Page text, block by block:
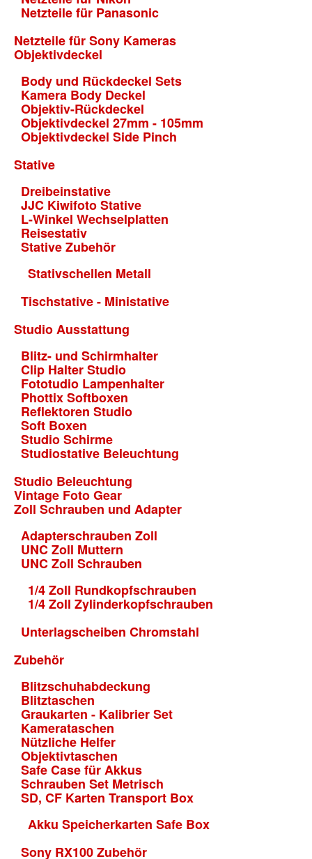
Netzteile für Panasonic
Netzteile für Sony Kameras
Objektivdeckel
Body und Rückdeckel Sets
Kamera Body Deckel
Objektiv-Rückdeckel
Objektivdeckel 27mm - 105mm
Objektivdeckel Side Pinch
Stative
Dreibeinstative
JJC Kiwifoto Stative
L-Winkel Wechselplatten
Reisestativ
Stative Zubehör
Stativschellen Metall
Tischstative - Ministative
Studio Ausstattung
Blitz- und Schirmhalter
Clip Halter Studio
Fototudio Lampenhalter
Phottix Softboxen
Reflektoren Studio
Soft Boxen
Studio Schirme
Studiostative Beleuchtung
Studio Beleuchtung
Vintage Foto Gear
Zoll Schrauben und Adapter
Adapterschrauben Zoll
UNC Zoll Muttern
UNC Zoll Schrauben
1/4 Zoll Rundkopfschrauben
1/4 Zoll Zylinderkopfschrauben
Unterlagscheiben Chromstahl
Zubehör
Blitzschuhabdeckung
Blitztaschen
Graukarten - Kalibrier Set
Kamerataschen
Nützliche Helfer
Objektivtaschen
Safe Case für Akkus
Schrauben Set Metrisch
SD, CF Karten Transport Box
Akku Speicherkarten Safe Box
Sony RX100 Zubehör